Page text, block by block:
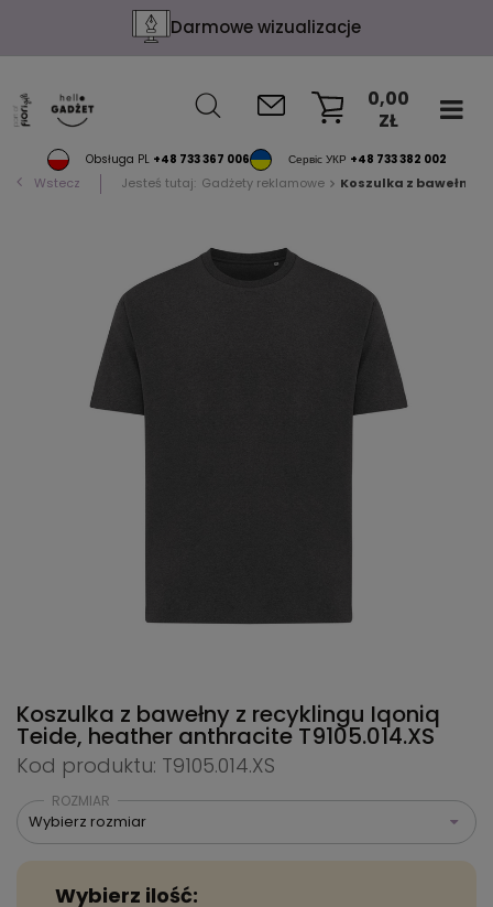
Darmowe wizualizacje
Obsługa PL +48 733 367 006 Сервіс УКР +48 733 382 002
0,00
ZŁ
Wstecz Jesteś tutaj: Gadżety reklamowe Koszulka z bawełny
Koszulka z bawełny z recyklingu Iqoniq
Teide, heather anthracite T9105.014.XS
Kod produktu: T9105.014.XS
ROZMIAR
Wybierz rozmiar
Wybierz ilość: